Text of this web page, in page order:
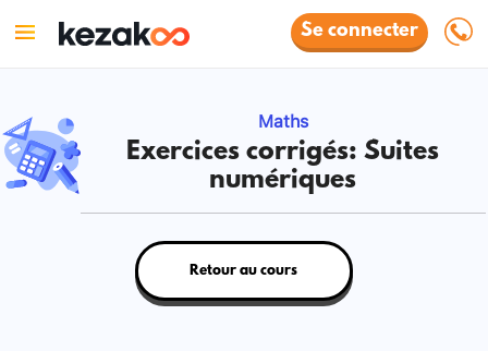
Se connecter
Maths
Exercices corrigés: Suites
numériques
Retour au cours